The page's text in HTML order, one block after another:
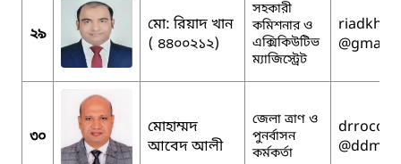
২৯
মো: রিয়াদ খান
( ৪৪০০২১২)
সহকারী
কমিশনার ও
এক্সিকিউটিভ
ম্যাজিস্ট্রেট
৩০
মোহাম্মদ
আবেদ আলী
জেলা ত্রাণ ও
পুনর্বাসন
কর্মকর্তা